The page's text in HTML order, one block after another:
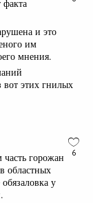
факта
и это
им
мнения.
вот этих гнилых
6
горожан
областных
у